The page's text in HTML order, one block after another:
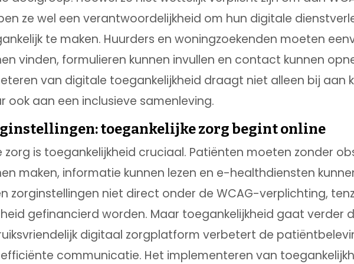
ze wel een verantwoordelijkheid om hun digitale
te maken. Huurders en woningzoekenden moeten
vinden, formulieren kunnen invullen en contact kunnen
van digitale toegankelijkheid draagt niet alleen bij aan
ook aan een inclusieve samenleving.
toegankelijke zorg begint online
zorg is toegankelijkheid cruciaal. Patiënten moeten zonder
maken, informatie kunnen lezen en e-healthdiensten
zorginstellingen niet direct onder de WCAG-verplichting,
gefinancierd worden. Maar toegankelijkheid gaat verder
digitaal zorgplatform verbetert de
communicatie. Het implementeren van